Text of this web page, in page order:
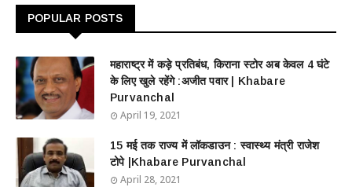
POPULAR POSTS
महाराष्ट्र में कड़े प्रतिबंध, किराना स्टोर अब केवल 4 घंटे
के लिए खुले रहेंगे :अजीत पवार | Khabare
Purvanchal
April 19, 2021
15 मई तक राज्य में लॉकडाउन : स्वास्थ्य मंत्री राजेश
टोपे |Khabare Purvanchal
April 28, 2021